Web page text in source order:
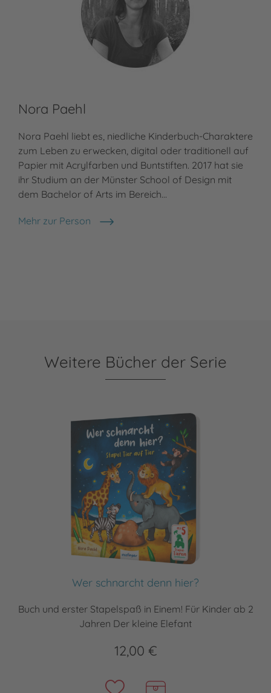
Nora Paehl
Nora Paehl liebt es, niedliche Kinderbuch-Charaktere
zum Leben zu erwecken, digital oder traditionell auf
Papier mit Acrylfarben und Buntstiften. 2017 hat sie
ihr Studium an der Münster School of Design mit
dem Bachelor of Arts im Bereich…
Mehr zur Person
Nora Paehl
Weitere Bücher der Serie
Wer schnarcht denn hier?
Buch und erster Stapelspaß in Einem! Für Kinder ab 2
Jahren Der kleine Elefant
12,00 €